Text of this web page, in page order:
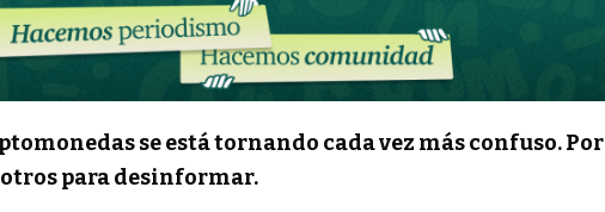
se está tornando cada vez más confuso. Por
para desinformar.